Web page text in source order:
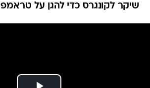
שיקר לקונגרס כדי להגן על טראמפ